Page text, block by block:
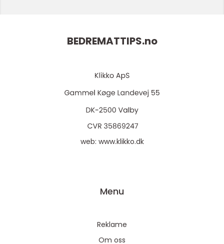
BEDREMATTIPS.no
web: www.klikko.dk
Menu
Reklame
Om oss